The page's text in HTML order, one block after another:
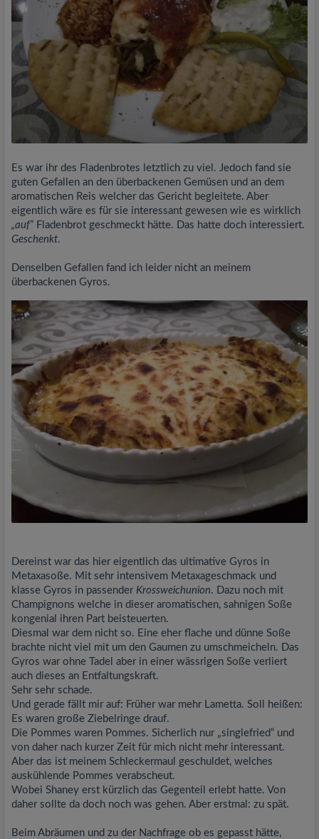
Es war ihr des Fladenbrotes letztlich zu viel. Jedoch fand sie
guten Gefallen an den überbackenen Gemüsen und an dem
aromatischen Reis welcher das Gericht begleitete. Aber
eigentlich wäre es für sie interessant gewesen wie es wirklich
„auf“ Fladenbrot geschmeckt hätte. Das hatte doch interessiert.
Geschenkt.
Denselben Gefallen fand ich leider nicht an meinem
überbackenen Gyros.
Dereinst war das hier eigentlich das ultimative Gyros in
Metaxasoße. Mit sehr intensivem Metaxageschmack und
klasse Gyros in passender Krossweichunion. Dazu noch mit
Champignons welche in dieser aromatischen, sahnigen Soße
kongenial ihren Part beisteuerten.
Diesmal war dem nicht so. Eine eher flache und dünne Soße
brachte nicht viel mit um den Gaumen zu umschmeicheln. Das
Gyros war ohne Tadel aber in einer wässrigen Soße verliert
auch dieses an Entfaltungskraft.
Sehr sehr schade.
Und gerade fällt mir auf: Früher war mehr Lametta. Soll heißen:
Es waren große Ziebelringe drauf.
Die Pommes waren Pommes. Sicherlich nur „singlefried“ und
von daher nach kurzer Zeit für mich nicht mehr interessant.
Aber das ist meinem Schleckermaul geschuldet, welches
auskühlende Pommes verabscheut.
Wobei Shaney erst kürzlich das Gegenteil erlebt hatte. Von
daher sollte da doch noch was gehen. Aber erstmal: zu spät.
Beim Abräumen und zu der Nachfrage ob es gepasst hätte,